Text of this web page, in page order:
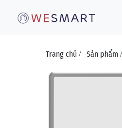
Trang chủ / Sản phẩm /